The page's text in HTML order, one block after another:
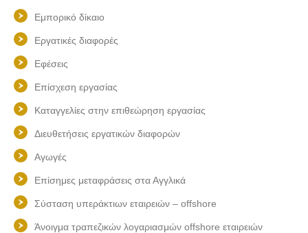
Εμπορικό δίκαιο
Εργατικές διαφορές
Εφέσεις
Επίσχεση εργασίας
Καταγγελίες στην επιθεώρηση εργασίας
Διευθετήσεις εργατικών διαφορών
Αγωγές
Επίσημες μεταφράσεις στα Αγγλικά
Σύσταση υπεράκτιων εταιρειών – offshore
Άνοιγμα τραπεζικών λογαριασμών offshore εταιρειών